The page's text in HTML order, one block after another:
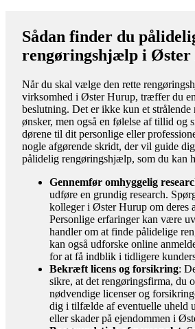
Sådan finder du
rengøringshjælp i
Når du skal vælge den rette
virksomhed i Øster Hurup, træffer du
beslutning. Det er ikke kun et strålende
ønsker, men også en følelse af tillid og
dørene til dit personlige eller
nogle afgørende skridt, der vil guide
pålidelig rengøringshjælp, som du kan
Gennemfør omhyggelig
udføre en grundig research.
kolleger i Øster Hurup om deres
Personlige erfaringer kan være
handler om at finde pålidelige
kan også udforske online
for at få indblik i tidligere
Bekræft licens og forsikring:
sikre, at det rengøringsfirma, du
nødvendige licenser og
dig i tilfælde af eventuelle uheld
eller skader på ejendommen i